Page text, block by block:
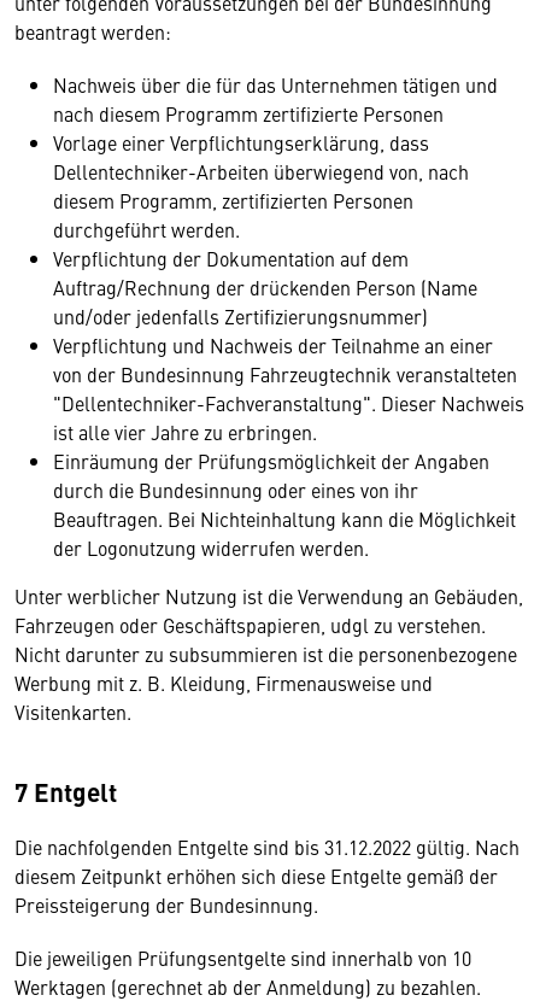
beantragt werden:
Nachweis über die für das Unternehmen tätigen und
nach diesem Programm zertifizierte Personen
Vorlage einer Verpflichtungserklärung, dass
Dellentechniker-Arbeiten überwiegend von, nach
diesem Programm, zertifizierten Personen
durchgeführt werden.
Verpflichtung der Dokumentation auf dem
Auftrag/Rechnung der drückenden Person (Name
und/oder jedenfalls Zertifizierungsnummer)
Verpflichtung und Nachweis der Teilnahme an einer
von der Bundesinnung Fahrzeugtechnik veranstalteten
"Dellentechniker-Fachveranstaltung". Dieser Nachweis
ist alle vier Jahre zu erbringen.
Einräumung der Prüfungsmöglichkeit der Angaben
durch die Bundesinnung oder eines von ihr
Beauftragen. Bei Nichteinhaltung kann die Möglichkeit
der Logonutzung widerrufen werden.
Unter werblicher Nutzung ist die Verwendung an Gebäuden,
Fahrzeugen oder Geschäftspapieren, udgl zu verstehen.
Nicht darunter zu subsummieren ist die personenbezogene
Werbung mit z. B. Kleidung, Firmenausweise und
Visitenkarten.
7 Entgelt
Die nachfolgenden Entgelte sind bis 31.12.2022 gültig. Nach
diesem Zeitpunkt erhöhen sich diese Entgelte gemäß der
Preissteigerung der Bundesinnung.
Die jeweiligen Prüfungsentgelte sind innerhalb von 10
Werktagen (gerechnet ab der Anmeldung) zu bezahlen.